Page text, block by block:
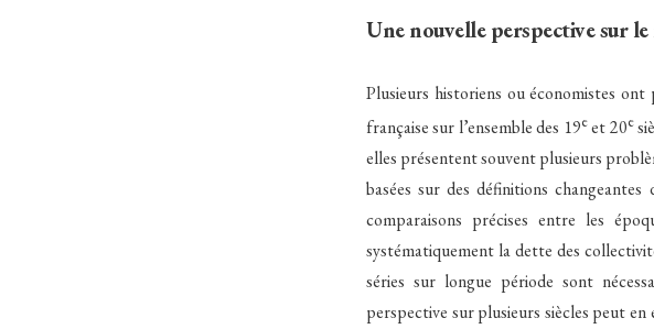
Une nouvelle perspective sur
Plusieurs historiens ou économistes
française sur l’ensemble des 19eet 20e
elles présentent souvent plusieurs
basées sur des définitions
comparaisons précises entre les
systématiquement la dette des
séries sur longue période sont
perspective sur plusieurs siècles peut